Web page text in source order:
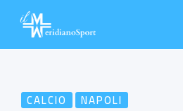
CALCIO NAPOLI